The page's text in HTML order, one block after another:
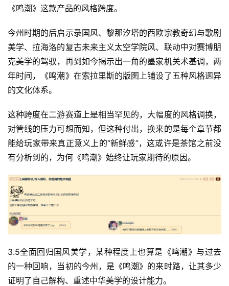
《鸣潮》这款产品的风格跨度。
今州时期的后启示录国风、黎那汐塔的西欧宗教奇幻与歌剧
美学、拉海洛的复古未来主义太空学院风、联动中对赛博朋
克美学的驾驭，再到如今揭示出一角的墨家机关术基调，两
年时间，《鸣潮》在索拉里斯的版图上铺设了五种风格迥异
的文化体系。
这种跨度在二游赛道上是相当罕见的，大幅度的风格调换，
对管线的压力可想而知，但这种付出，换来的是每个章节都
能给玩家带来真正意义上的“新鲜感”，这或许是茶馆之前没
有分析到的，为何《鸣潮》始终让玩家期待的原因。
3.5全面回归国风美学，某种程度上也算是《鸣潮》与过去
的一种回响，当初的今州，是《鸣潮》的来时路，让其多少
证明了自己解构、重述中华美学的设计能力。